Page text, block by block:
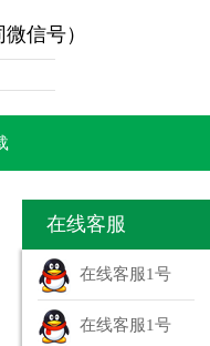
信号）
在线客服
在线客服1号
在线客服1号